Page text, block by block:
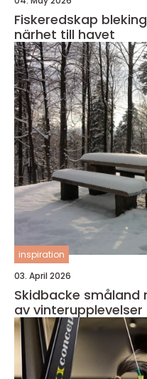
Fiskeredskap blekinge kunskap, kvalitet
närhet till havet
inspiration
03. April 2026
Skidbacke småland nära, familjärt och fullt
av vinterupplevelser